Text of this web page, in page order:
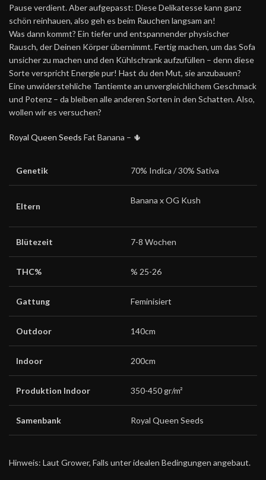
Pause verdient. Aber aufgepasst: Diese Delikatesse kann ganz
schön reinhauen, also geh es beim Rauchen langsam an!
Was dann kommt? Ein tiefer und entspannender physischer
Rausch, der Deinen Körper übernimmt. Fertig machen, um das Sofa
unsicher zu machen und den Kühlschrank aufzufüllen – denn diese
Sorte verspricht Energie pur! Hast du den Mut, sie anzubauen?
Eine unwiderstehliche Tantiemte an unvergleichlichem Geschmack
und Potenz – da bleiben alle anderen Sorten in den Schatten. Also,
wollen wir es versuchen?
Royal Queen Seeds Fat Banana – 🌵
Genetik 70% Indica / 30% Sativa
Eltern
Banana x OG Kush
Blütezeit 7-8 Wochen
THC% % 25-26
Gattung Feminisiert
Outdoor 140cm
Indoor 200cm
Produktion Indoor 350-450 gr/m²
Samenbank Royal Queen Seeds
Hinweis: Laut Grower, Falls unter idealen Bedingungen angebaut.